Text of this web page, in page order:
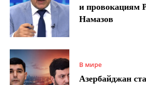
и провокациям
Намазов
В мире
Азербайджан